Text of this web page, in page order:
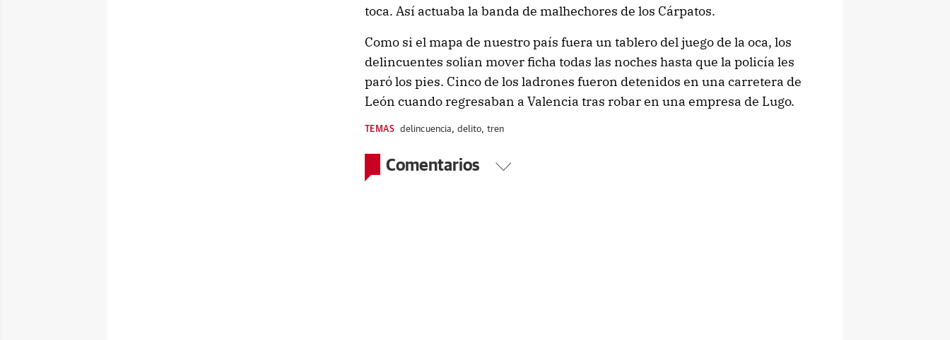
toca. Así actuaba la banda de malhechores de los Cárpatos.
Como si el mapa de nuestro país fuera un tablero del juego de la oca, los
delincuentes solían mover ficha todas las noches hasta que la policía les
paró los pies. Cinco de los ladrones fueron detenidos en una carretera de
León cuando regresaban a Valencia tras robar en una empresa de Lugo.
TEMAS delincuencia, delito, tren
Comentarios